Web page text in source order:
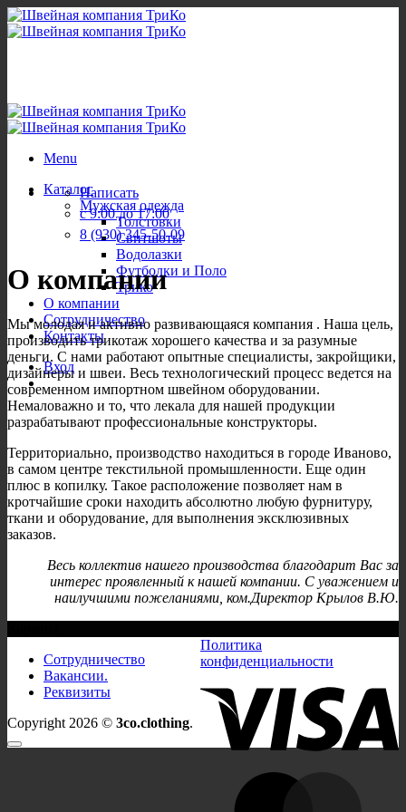
Skip
to
Menu
Каталог
Мужская одежда
Толстовки
Свитшоты
Водолазки
Футболки и Поло
Трико
О компании
Сотрудничество
Контакты
Вход
Написать
с 9:00 до 17:00
8 (930) 345-50-09
О компании
Мы молодая и активно развивающаяся компания . Наша цель,
производить трикотаж хорошего качества и за разумные
деньги. С нами работают опытные специалисты, закройщики,
дизайнеры и швеи. Весь технологический процесс ведется на
современном импортном швейном оборудовании.
Немаловажно и то, что лекала для нашей продукции
разрабатывают профессиональные конструкторы.
Территориально, производство находиться в городе Иваново,
в самом центре текстильной промышленности. Еще один
плюс в копилку. Такое расположение позволяет нам в
кротчайшие сроки находить абсолютно любую фурнитуру,
ткани и оборудование, для выполнения эксклюзивных
заказов.
Весь коллектив нашего производства благодарит Вас за
интерес проявленный к нашей компании. С уважением и
наилучшими пожеланиями, ком.Директор Крылов В.Ю.
Политика
конфиденциальности
Сотрудничество
Вакансии.
Реквизиты
Copyright 2026 © 3co.clothing.